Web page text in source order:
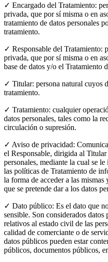
✓ Encargado del Tratamiento:
privada, que por sí misma o en
tratamiento de datos personales
tratamiento.
✓ Responsable del Tratamiento:
privada, que por sí misma o en
base de datos y/o el Tratamiento
✓ Titular: persona natural cuyos
tratamiento.
✓ Tratamiento: cualquier
datos personales, tales como la
circulación o supresión.
✓ Aviso de privacidad:
el Responsable, dirigida al
personales, mediante la cual se
las políticas de Tratamiento de
la forma de acceder a las
que se pretende dar a los datos
✓ Dato público: Es el dato que
sensible. Son considerados
relativos al estado civil de las
calidad de comerciante o de
datos públicos pueden estar
públicos, documentos públicos,